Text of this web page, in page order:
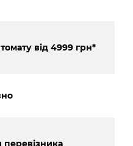
від 4999 грн*